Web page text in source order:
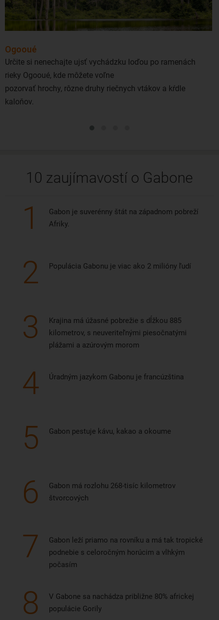
Ogooué
Určite si nenechajte ujsť vychádzku loďou po ramenách
rieky Ogooué, kde môžete voľne
pozorvať hrochy, rôzne druhy riečnych vtákov a kŕdle
kaloňov.
10 zaujímavostí o Gabone
1
Gabon je suverénny štát na západnom pobreží
Afriky.
2 Populácia Gabonu je viac ako 2 milióny ľudí
3
Krajina má úžasné pobrežie s dĺžkou 885
kilometrov, s neuveriteľnými piesočnatými
plážami a azúrovým morom
4 Úradným jazykom Gabonu je francúzština
5 Gabon pestuje kávu, kakao a okoume
6
Gabon má rozlohu 268-tisíc kilometrov
štvorcových
7
Gabon leží priamo na rovníku a má tak tropické
podnebie s celoročným horúcim a vlhkým
počasím
8
V Gabone sa nachádza približne 80% africkej
populácie Gorily